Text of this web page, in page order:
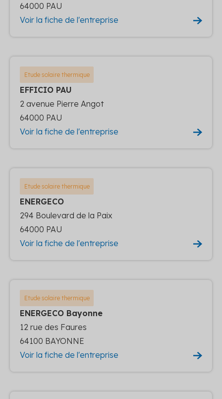
64000 PAU
Voir la fiche de l'entreprise
Etude solaire thermique
EFFICIO PAU
2 avenue Pierre Angot
64000 PAU
Voir la fiche de l'entreprise
Etude solaire thermique
ENERGECO
294 Boulevard de la Paix
64000 PAU
Voir la fiche de l'entreprise
Etude solaire thermique
ENERGECO Bayonne
12 rue des Faures
64100 BAYONNE
Voir la fiche de l'entreprise